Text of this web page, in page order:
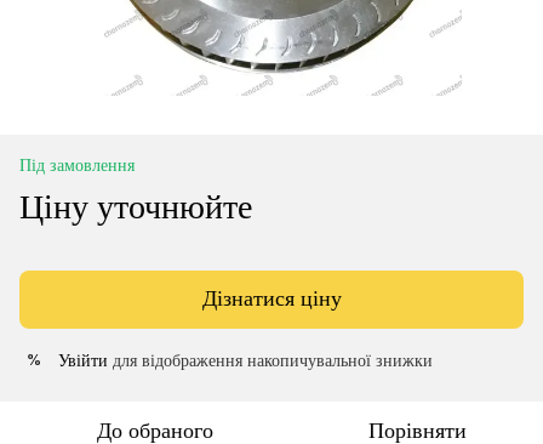
Під замовлення
Ціну уточнюйте
Дізнатися ціну
% Увійти для відображення накопичувальної знижки
До обраного Порівняти